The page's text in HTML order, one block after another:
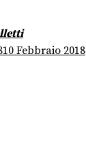
10 Febbraio 2018